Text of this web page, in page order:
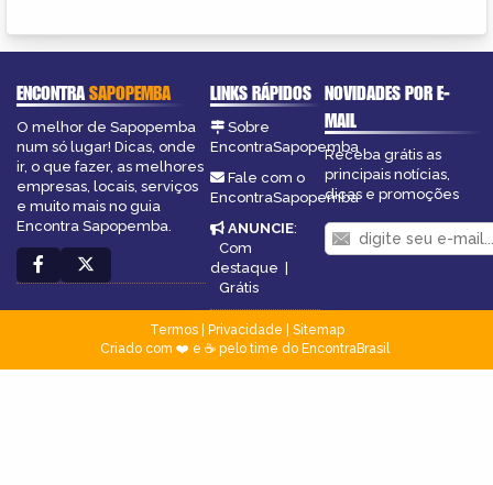
ENCONTRASAPOPEMBA
O melhor de Sapopemba
num só lugar! Dicas, onde
ir, o que fazer, as melhores
empresas, locais, serviços
e muito mais no guia
Encontra Sapopemba.
LINKS RÁPIDOS
Sobre
EncontraSapopemba
Fale com o
EncontraSapopemba
ANUNCIE:
Com
destaque |
Grátis
NOVIDADES POR E-
MAIL
Receba grátis as
principais notícias,
dicas e promoções
Termos| Privacidade
Sitemap
Criado com ❤️ e ☕ pelo time do EncontraBrasil